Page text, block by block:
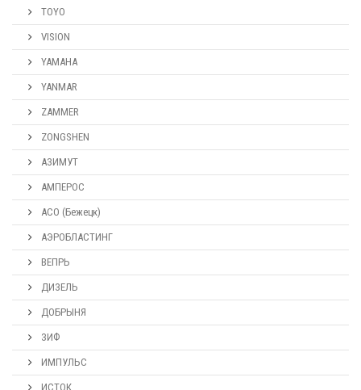
TOYO
VISION
YAMAHA
YANMAR
ZAMMER
ZONGSHEN
АЗИМУТ
АМПЕРОС
АСО (Бежецк)
АЭРОБЛАСТИНГ
ВЕПРЬ
ДИЗЕЛЬ
ДОБРЫНЯ
ЗИФ
ИМПУЛЬС
ИСТОК